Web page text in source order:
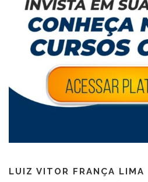
LUIZ VITOR FRANÇA LIMA